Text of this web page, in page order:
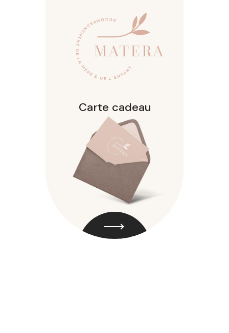
Carte cadeau